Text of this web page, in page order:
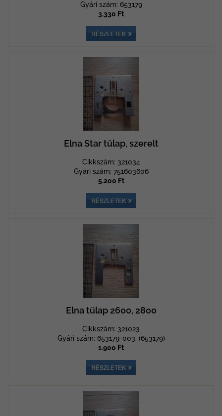
Gyári szám: 653179
3.330 Ft
Elna Star tűlap, szerelt
Cikkszám: 321034
Gyári szám: 751603606
5.200 Ft
Elna tűlap 2600, 2800
Cikkszám: 321023
Gyári szám: 653179-003, (653179)
1.900 Ft